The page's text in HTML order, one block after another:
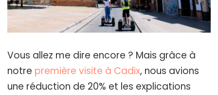
Vous allez me dire encore ? Mais grâce à
notre première visite à Cadix, nous avions
une réduction de 20% et les explications